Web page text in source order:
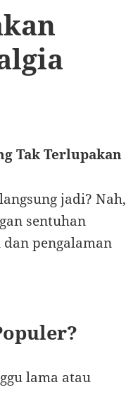
Tak Terlupakan
jadi? Nah,
sentuhan
pengalaman
lama atau